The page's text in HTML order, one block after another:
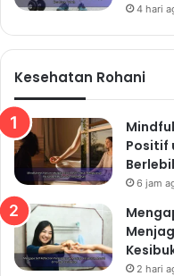
4 hari
Kesehatan Rohani
Positif
6 jam
2 hari